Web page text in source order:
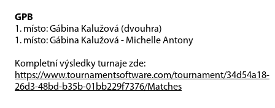
GPB
1. místo:Gábina Kalužová (dvouhra)
1. místo:Gábina Kalužová - Michelle Antony
Kompletní výsledky turnaje zde:
https://www.tournamentsoftware.com/tournament/34d54a18-
26d3-48bd-b35b-01bb229f7376/Matches